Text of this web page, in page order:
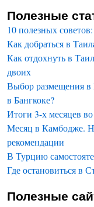
Полезные
10 полезных
Как добраться в
Как отдохнуть в
двоих
Выбор размещения в
в Бангкоке?
Итоги 3-х месяцев
Месяц в Камбодже.
рекомендации
В Турцию
Где остановиться в
Полезные